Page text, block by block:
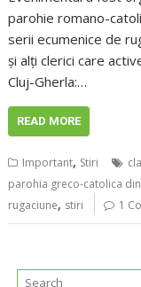
parohie romano-
serii ecumenice de
și alți clerici care
Cluj-Gherla:…
READ MORE
Important, Stiri
parohia greco-catolica
rugaciune, stiri 1